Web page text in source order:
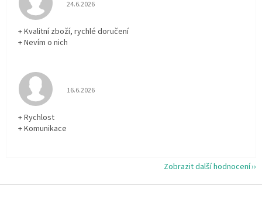
24.6.2026
+ Kvalitní zboží, rychlé doručení
+ Nevím o nich
Hodnocení obchodu je 5 z 5 hvězdiček.
16.6.2026
+ Rychlost
+ Komunikace
Zobrazit další hodnocení